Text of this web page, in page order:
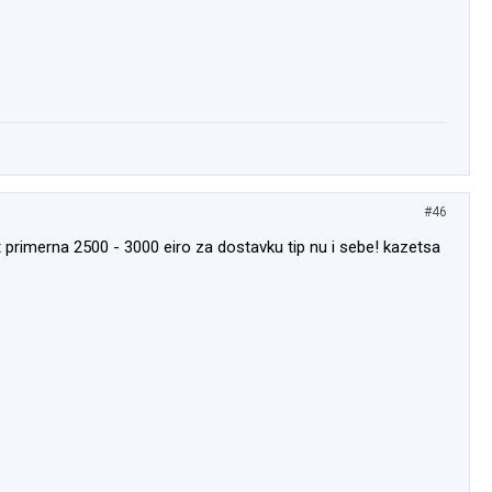
#46
2500 - 3000 eiro za dostavku tip nu i sebe! kazetsa